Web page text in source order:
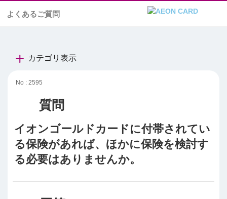
よくあるご質問
カテゴリ表示
No : 2595
イオンゴールドカードに付帯されてい
る保険があれば、ほかに保険を検討す
る必要はありませんか。